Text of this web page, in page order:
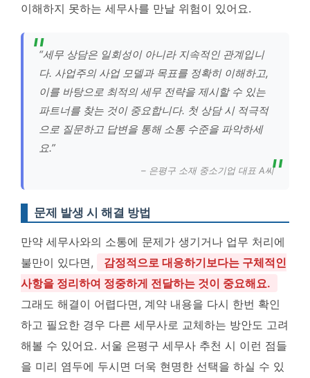
이해하지 못하는 세무사를 만날 위험이 있어요.
“세무 상담은 일회성이 아니라 지속적인 관계입니
다. 사업주의 사업 모델과 목표를 정확히 이해하고,
이를 바탕으로 최적의 세무 전략을 제시할 수 있는
파트너를 찾는 것이 중요합니다. 첫 상담 시 적극적
으로 질문하고 답변을 통해 소통 수준을 파악하세
요.”
– 은평구 소재 중소기업 대표 A씨
문제 발생 시 해결 방법
만약 세무사와의 소통에 문제가 생기거나 업무 처리에
불만이 있다면,
감정적으로 대응하기보다는 구체적인
사항을 정리하여 정중하게 전달하는 것이 중요해요.
그래도 해결이 어렵다면, 계약 내용을 다시 한번 확인
하고 필요한 경우 다른 세무사로 교체하는 방안도 고려
해볼 수 있어요. 서울 은평구 세무사 추천 시 이런 점들
을 미리 염두에 두시면 더욱 현명한 선택을 하실 수 있